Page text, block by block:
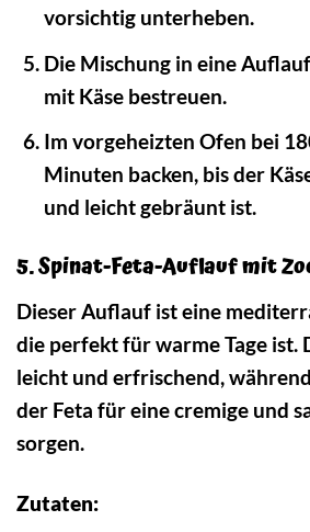
vorsichtig unterheben.
Die Mischung in eine
mit Käse bestreuen.
Im vorgeheizten Ofen bei
Minuten backen, bis der
und leicht gebräunt ist.
5. Spinat-Feta-Auflauf mit
Dieser Auflauf ist eine
die perfekt für warme Tage ist.
leicht und erfrischend,
der Feta für eine cremige und
sorgen.
Zutaten: